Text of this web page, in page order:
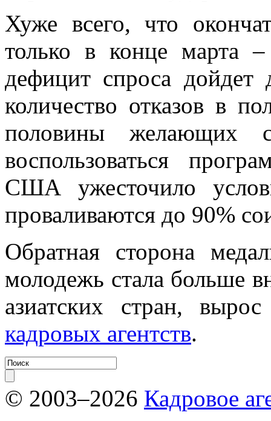
Хуже всего, что
только в конце марта
дефицит спроса
количество отказов в
половины желающих
воспользоваться
США ужесточило
проваливаются до 90%
Обратная сторона
молодежь стала больше
азиатских стран,
кадровых агентств.
© 2003–2026 Кадровое